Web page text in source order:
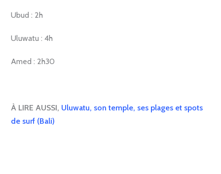
Ubud : 2h
Uluwatu : 4h
Amed : 2h30
À LIRE AUSSI, Uluwatu, son temple, ses plages et spots
de surf (Bali)